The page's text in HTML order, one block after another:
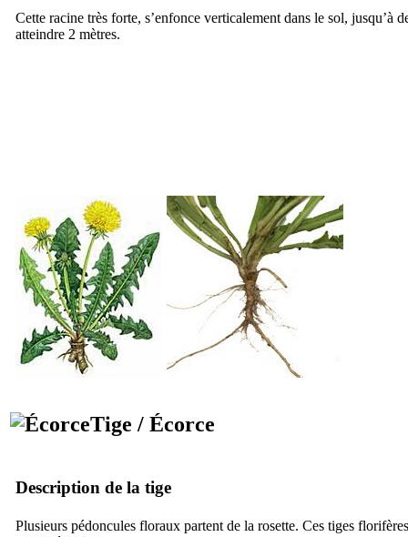
Cette racine très forte, s’enfonce verticalement dans le sol, jusqu’à
atteindre 2 mètres.
Tige / Écorce
Description de la tige
Plusieurs pédoncules floraux partent de la rosette. Ces tiges